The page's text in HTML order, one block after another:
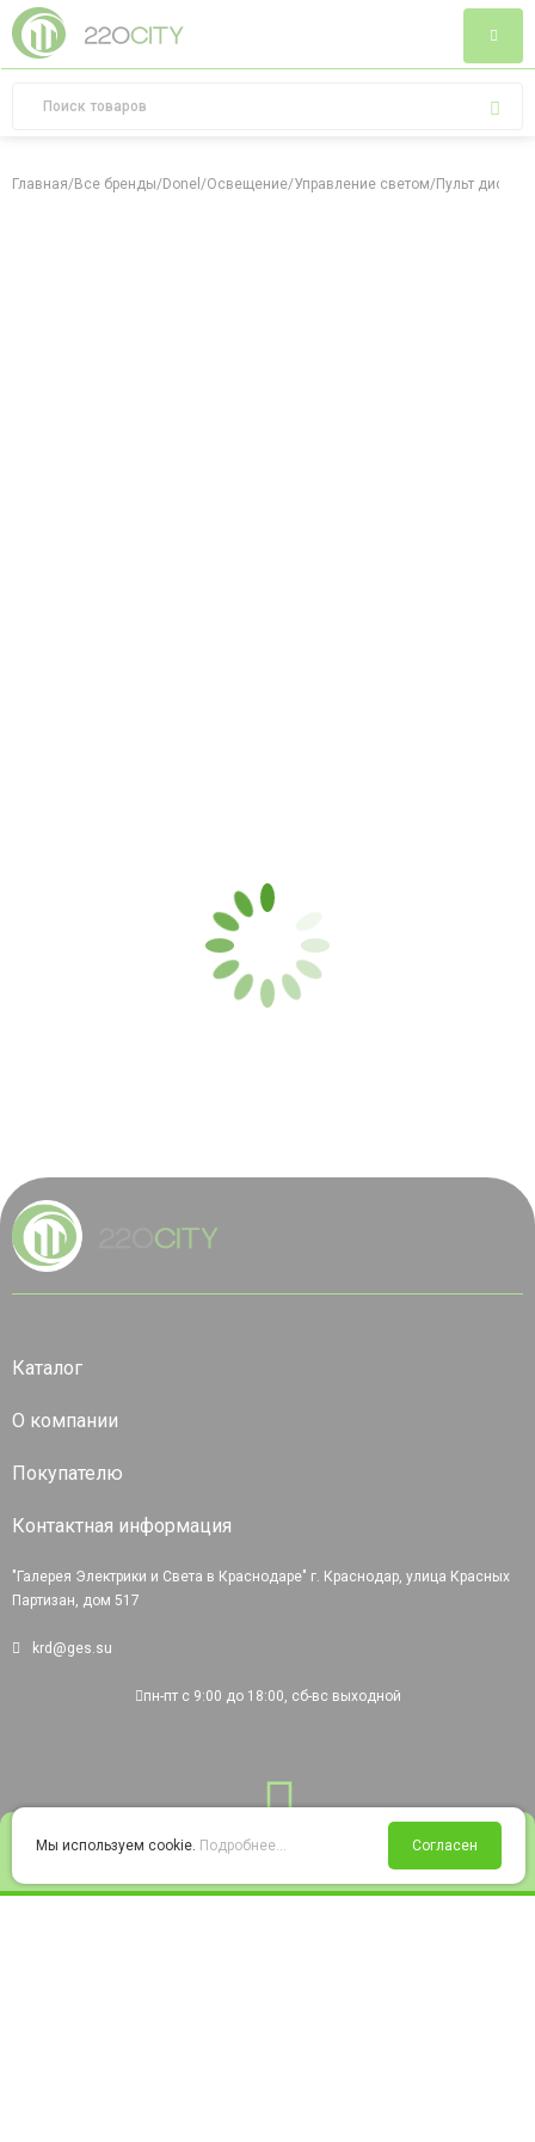
Войти Избранное Корзина
Главная/Все бренды/Donel /Освещение/Управление светом/Пульт
Каталог
О компании
Покупателю
Контактная информация
"Галерея Электрики и Света в Краснодаре" г. Краснодар, улица Красных
Партизан, дом 517
krd@ges.su
пн-пт с 9:00 до 18:00, сб-вс выходной
Мы используем cookie. Подробнее... Согласен